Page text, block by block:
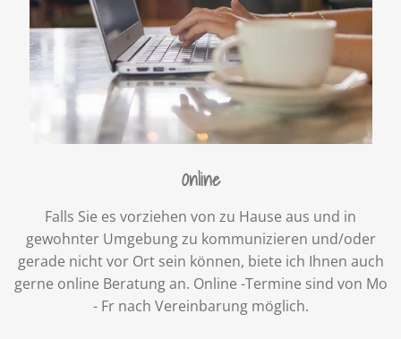
Online
Falls Sie es vorziehen von zu Hause aus und in
gewohnter Umgebung zu kommunizieren und/oder
gerade nicht vor Ort sein können, biete ich Ihnen auch
gerne online Beratung an. Online -Termine sind von Mo
- Fr nach Vereinbarung möglich.